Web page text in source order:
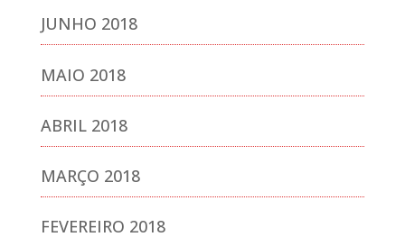
JUNHO 2018
MAIO 2018
ABRIL 2018
MARÇO 2018
FEVEREIRO 2018